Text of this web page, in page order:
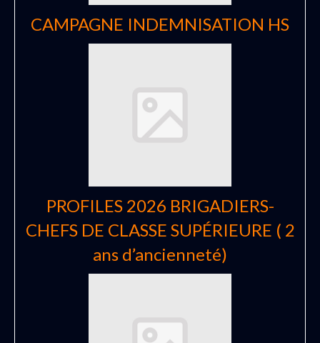
CAMPAGNE INDEMNISATION HS
PROFILES 2026 BRIGADIERS-
CHEFS DE CLASSE SUPÉRIEURE ( 2
ans d’ancienneté)